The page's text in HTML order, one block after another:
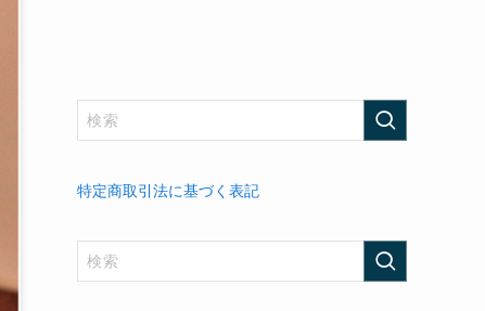
特定商取引法に基づく表記